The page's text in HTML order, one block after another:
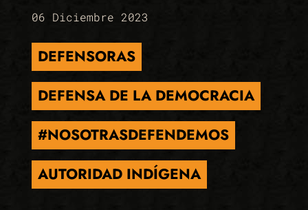
06 Diciembre 2023
DEFENSORAS
DEFENSA DE LA DEMOCRACIA
#NOSOTRASDEFENDEMOS
AUTORIDAD INDÍGENA